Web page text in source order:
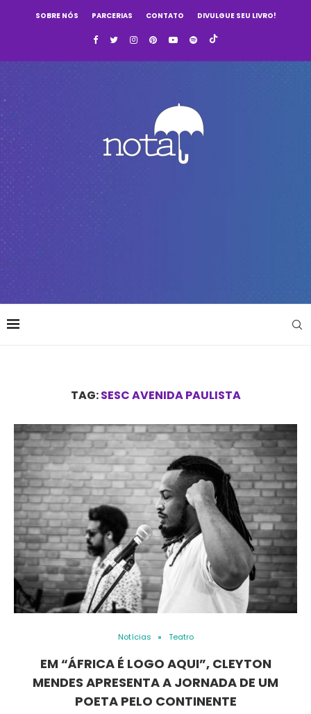
SOBRE NÓS PARCERIAS CONTATO DIVULGUE SEU LIVRO!
TAG:SESC AVENIDA PAULISTA
Notícias Teatro
EM “ÁFRICA É LOGO AQUI”, CLEYTON
MENDES APRESENTA A JORNADA DE UM
POETA PELO CONTINENTE